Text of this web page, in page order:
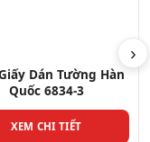
Dán Tường Hàn
Quốc 6834-3
XEM CHI TIẾT
›